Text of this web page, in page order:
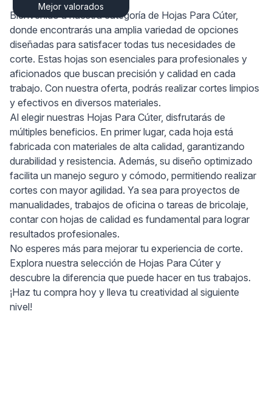
Mejor valorados
Bienvenido a nuestra categoría de Hojas Para Cúter,
donde encontrarás una amplia variedad de opciones
diseñadas para satisfacer todas tus necesidades de
corte. Estas hojas son esenciales para profesionales y
aficionados que buscan precisión y calidad en cada
trabajo. Con nuestra oferta, podrás realizar cortes limpios
y efectivos en diversos materiales.
Al elegir nuestras Hojas Para Cúter, disfrutarás de
múltiples beneficios. En primer lugar, cada hoja está
fabricada con materiales de alta calidad, garantizando
durabilidad y resistencia. Además, su diseño optimizado
facilita un manejo seguro y cómodo, permitiendo realizar
cortes con mayor agilidad. Ya sea para proyectos de
manualidades, trabajos de oficina o tareas de bricolaje,
contar con hojas de calidad es fundamental para lograr
resultados profesionales.
No esperes más para mejorar tu experiencia de corte.
Explora nuestra selección de Hojas Para Cúter y
descubre la diferencia que puede hacer en tus trabajos.
¡Haz tu compra hoy y lleva tu creatividad al siguiente
nivel!